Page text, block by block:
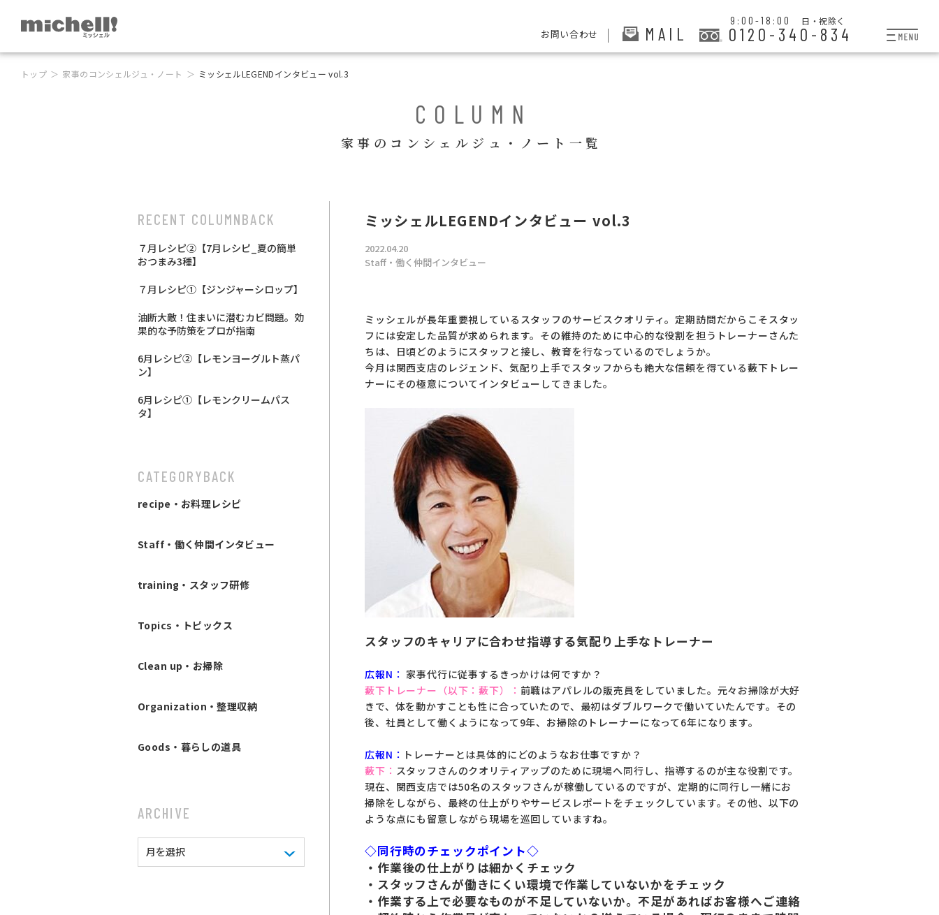
お問い合わせ MAIL
9:00-18:00 日・祝除く
0120-340-834
トップ 家事のコンシェルジュ・ノート ミッシェルLEGENDインタビュー vol.3
COLUMN
家事のコンシェルジュ・ノート一覧
ミッシェルLEGENDインタビュー vol.3
2022.04.20
Staff・働く仲間インタビュー
ミッシェルが長年重要視しているスタッフのサービスクオリティ。定期訪問だからこそスタッ
フには安定した品質が求められます。その維持のために中心的な役割を担うトレーナーさんた
ちは、日頃どのようにスタッフと接し、教育を行なっているのでしょうか。
今月は関西支店のレジェンド、気配り上手でスタッフからも絶大な信頼を得ている藪下トレー
ナーにその極意についてインタビューしてきました。
スタッフのキャリアに合わせ指導する気配り上手なトレーナー
広報N： 家事代行に従事するきっかけは何ですか？
藪下トレーナー（以下：藪下）： 前職はアパレルの販売員をしていました。元々お掃除が大好
きで、体を動かすことも性に合っていたので、最初はダブルワークで働いていたんです。その
後、社員として働くようになって9年、お掃除のトレーナーになって6年になります。
広報N： トレーナーとは具体的にどのようなお仕事ですか？
藪下： スタッフさんのクオリティアップのために現場へ同行し、指導するのが主な役割です。
現在、関西支店では50名のスタッフさんが稼働しているのですが、定期的に同行し一緒にお
掃除をしながら、最終の仕上がりやサービスレポートをチェックしています。その他、以下の
ような点にも留意しながら現場を巡回していますね。
◇同行時のチェックポイント◇
・作業後の仕上がりは細かくチェック
・スタッフさんが働きにくい環境で作業していないかをチェック
・作業する上で必要なものが不足していないか。不足があればお客様へご連絡
RECENT COLUMNBACK
７月レシピ②【7月レシピ_夏の簡単
おつまみ3種】
７月レシピ①【ジンジャーシロップ】
油断大敵！住まいに潜むカビ問題。効
果的な予防策をプロが指南
6月レシピ②【レモンヨーグルト蒸パ
ン】
6月レシピ①【レモンクリームパス
タ】
CATEGORYBACK
recipe・お料理レシピ
Staff・働く仲間インタビュー
training・スタッフ研修
Topics・トピックス
Clean up・お掃除
Organization・整理収納
Goods・暮らしの道具
ARCHIVE